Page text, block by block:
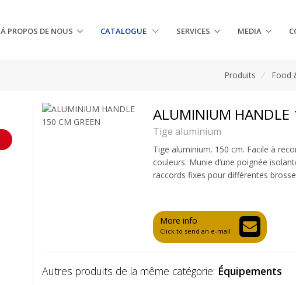
Á PROPOS DE NOUS CATALOGUE SERVICES MEDIA
Produits / Food
ALUMINIUM HANDLE
Tige aluminium
Tige aluminium. 150 cm. Facile à
couleurs. Munie d’une poignée
raccords fixes pour différentes
More info
Click to send an e-mail
Autres produits de la même catégorie: Équipements